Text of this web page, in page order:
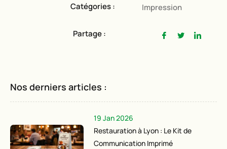
Catégories : Impression
Partage :
Nos derniers articles :
19 Jan 2026
Restauration à Lyon : Le Kit de
Communication Imprimé